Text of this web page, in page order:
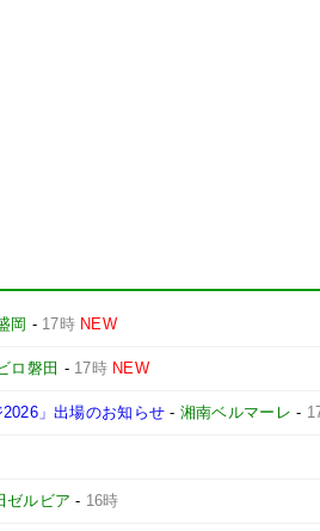
岡 - 17時 NEW
ロ磐田 - 17時 NEW
」出場のお知らせ - 湘南ベルマーレ -
ゼルビア - 16時